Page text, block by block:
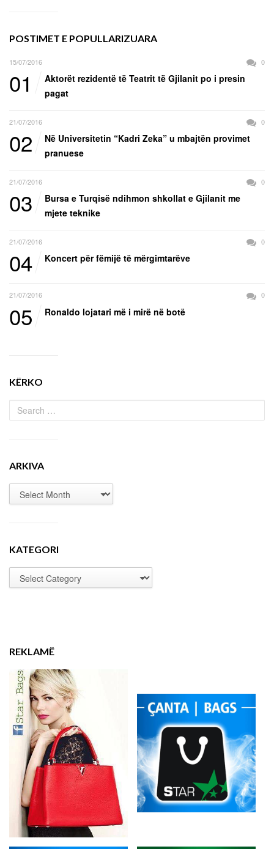
POSTIMET E POPULLARIZUARA
15/07/2016 0
01
Aktorët rezidentë të Teatrit të Gjilanit po i presin
pagat
21/07/2016 0
02
Në Universitetin “Kadri Zeka” u mbajtën provimet
pranuese
21/07/2016 0
03
Bursa e Turqisë ndihmon shkollat e Gjilanit me
mjete teknike
21/07/2016 0
04 Koncert për fëmijë të mërgimtarëve
21/07/2016 0
05 Ronaldo lojatari më i mirë në botë
KËRKO
ARKIVA
KATEGORI
REKLAMË